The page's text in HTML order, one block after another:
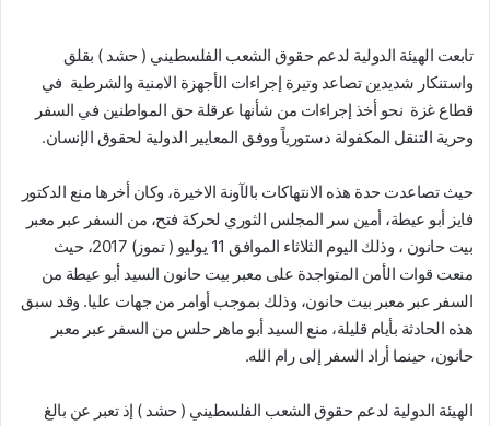
تابعت الهيئة الدولية لدعم حقوق الشعب الفلسطيني ( حشد ) بقلق
واستنكار شديدين تصاعد وتيرة إجراءات الأجهزة الامنية والشرطية في
قطاع غزة نحو أخذ إجراءات من شأنها عرقلة حق المواطنين في السفر
وحرية التنقل المكفولة دستورياً ووفق المعايير الدولية لحقوق الإنسان.
حيث تصاعدت حدة هذه الانتهاكات بالآونة الاخيرة، وكان أخرها منع الدكتور
فايز أبو عيطة، أمين سر المجلس الثوري لحركة فتح، من السفر عبر معبر
بيت حانون ، وذلك اليوم الثلاثاء الموافق 11 يوليو ( تموز) 2017، حيث
منعت قوات الأمن المتواجدة على معبر بيت حانون السيد أبو عيطة من
السفر عبر معبر بيت حانون، وذلك بموجب أوامر من جهات عليا. وقد سبق
هذه الحادثة بأيام قليلة، منع السيد أبو ماهر حلس من السفر عبر معبر
حانون، حينما أراد السفر إلى رام الله.
الهيئة الدولية لدعم حقوق الشعب الفلسطيني ( حشد ) إذ تعبر عن بالغ